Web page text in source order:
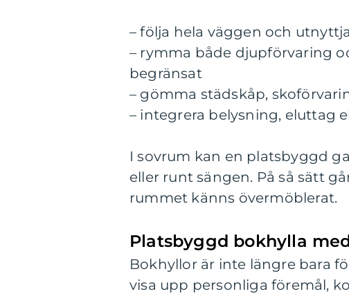
– följa hela väggen och
– rymma både djupförvaring
begränsat
– gömma städskåp,
– integrera belysning, eluttag
I sovrum kan en platsbyggd
eller runt sängen. På så sätt
rummet känns övermöblerat.
Platsbyggd bokhylla
Bokhyllor är inte längre bara
visa upp personliga föremål,